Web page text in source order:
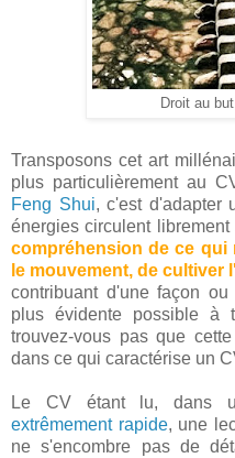
Droit au
Transposons cet art
plus particulièrement au
Feng Shui, c'est d'adapter
énergies circulent
compréhension de ce qui
le mouvement, de cultiver
contribuant d'une façon
plus évidente possible à
trouvez-vous pas que
dans ce qui caractérise un
Le CV étant lu, dans
extrêmement rapide, une
ne s'encombre pas de